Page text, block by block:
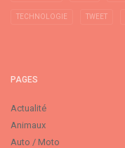
TECHNOLOGIE TWEET
PAGES
Actualité
Animaux
Auto / Moto